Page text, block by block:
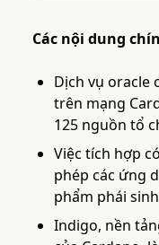
Các nội dung
Dịch vụ oracle
trên mạng
125 nguồn tổ
Việc tích hợp
phép các ứng
phẩm phái
Indigo, nền